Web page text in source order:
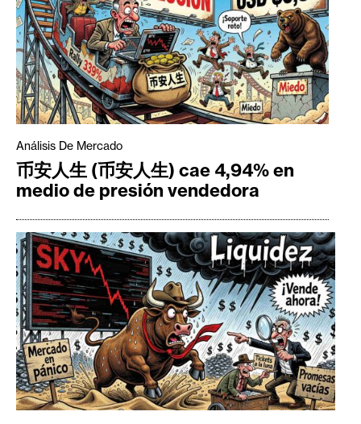
Análisis De Mercado
币安人生 (币安人生) cae 4,94% en
medio de presión vendedora